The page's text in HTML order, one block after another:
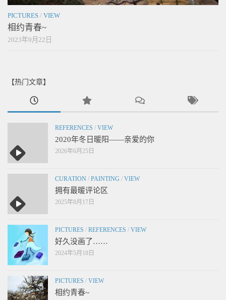
PICTURES / VIEW
相约青春~
2023年9月22日
【热门文章】
REFERENCES / VIEW
2020年冬日暖阳——亲爱的你
2026年6月25日
CURATION / PAINTING / VIEW
拥有最暖评论区
2025年8月17日
PICTURES / REFERENCES / VIEW
好久没画了……
2024年5月18日
PICTURES / VIEW
相约青春~